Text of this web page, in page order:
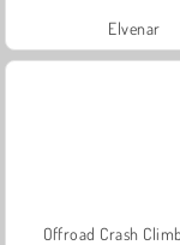
Elvenar
Offroad Crash